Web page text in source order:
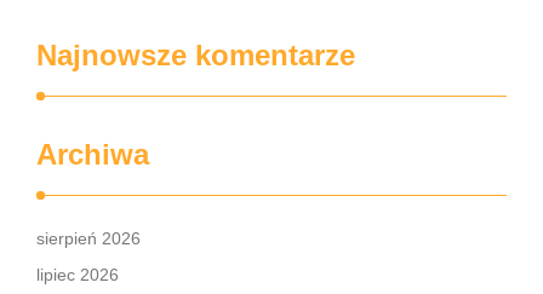
Najnowsze komentarze
Archiwa
sierpień 2026
lipiec 2026